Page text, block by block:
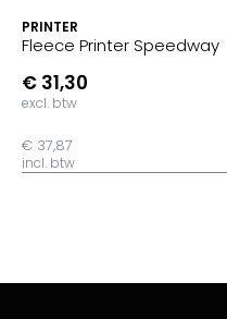
PRINTER
Fleece Printer Speedway
€ 31,30
excl. btw
€ 37,87
incl. btw